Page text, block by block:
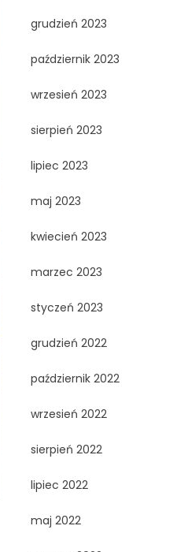
grudzień 2023
październik 2023
wrzesień 2023
sierpień 2023
lipiec 2023
maj 2023
kwiecień 2023
marzec 2023
styczeń 2023
grudzień 2022
październik 2022
wrzesień 2022
sierpień 2022
lipiec 2022
maj 2022